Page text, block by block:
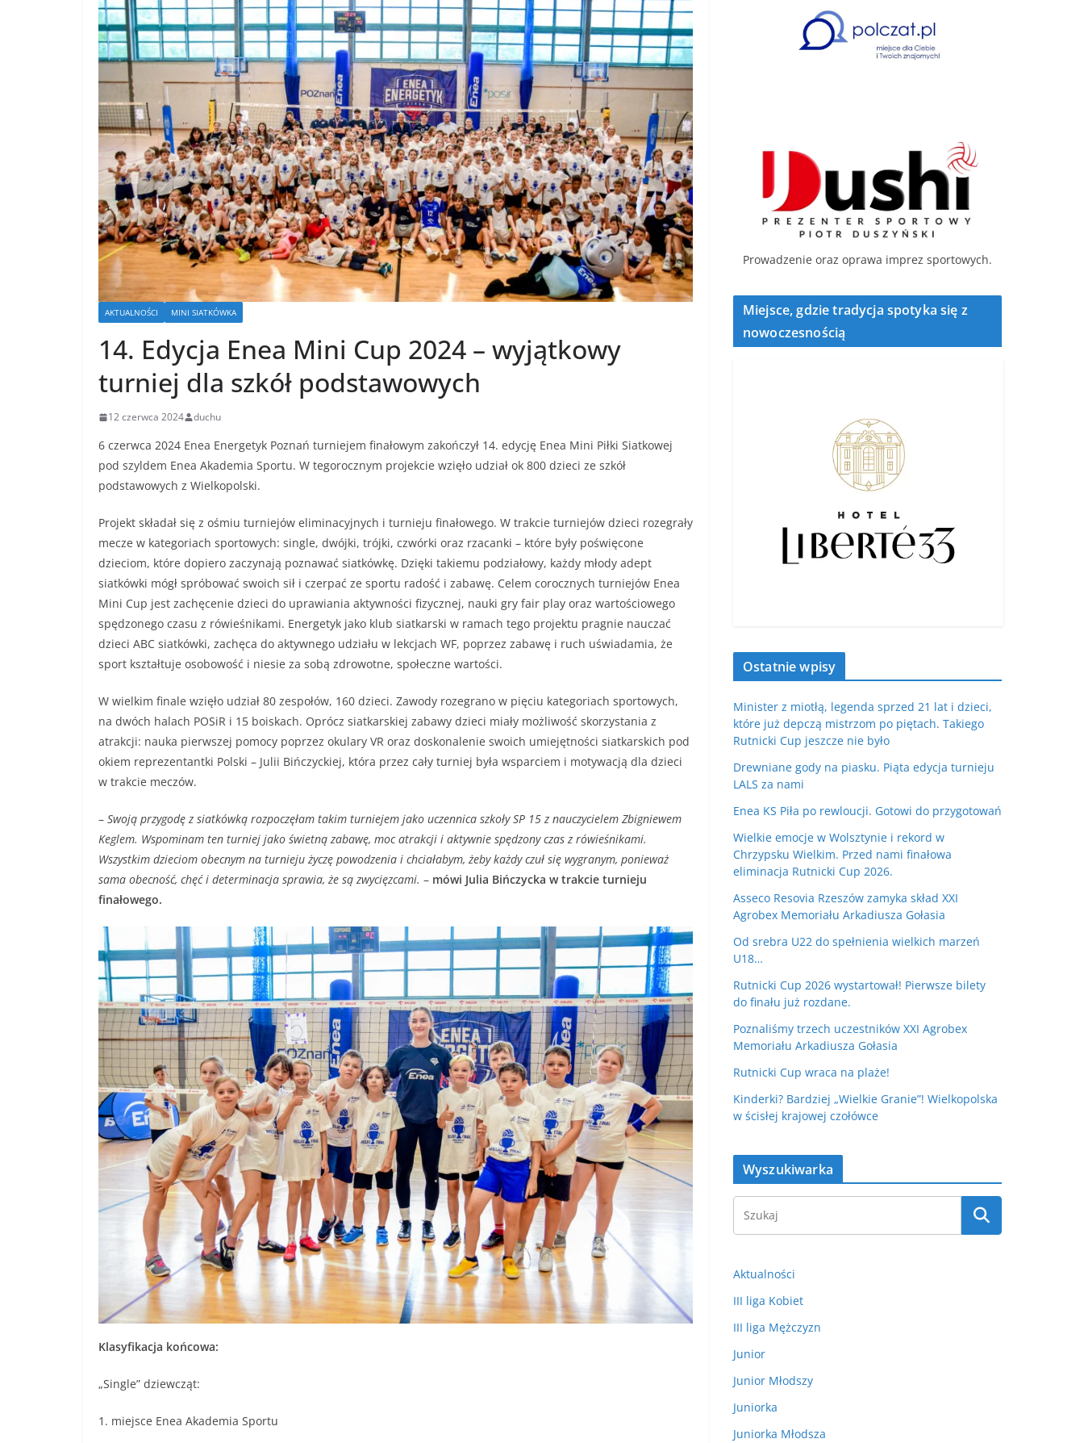
AKTUALNOŚCI MINI SIATKÓWKA
14. Edycja Enea Mini Cup 2024 – wyjątkowy
turniej dla szkół podstawowych
12 czerwca 2024 duchu
6 czerwca 2024 Enea Energetyk Poznań turniejem finałowym zakończył 14. edycję Enea Mini Piłki Siatkowej
pod szyldem Enea Akademia Sportu. W tegorocznym projekcie wzięło udział ok 800 dzieci ze szkół
podstawowych z Wielkopolski.
Projekt składał się z ośmiu turniejów eliminacyjnych i turnieju finałowego. W trakcie turniejów dzieci rozegrały
mecze w kategoriach sportowych: single, dwójki, trójki, czwórki oraz rzacanki – które były poświęcone
dzieciom, które dopiero zaczynają poznawać siatkówkę. Dzięki takiemu podziałowy, każdy młody adept
siatkówki mógł spróbować swoich sił i czerpać ze sportu radość i zabawę. Celem corocznych turniejów Enea
Mini Cup jest zachęcenie dzieci do uprawiania aktywności fizycznej, nauki gry fair play oraz wartościowego
spędzonego czasu z rówieśnikami. Energetyk jako klub siatkarski w ramach tego projektu pragnie nauczać
dzieci ABC siatkówki, zachęca do aktywnego udziału w lekcjach WF, poprzez zabawę i ruch uświadamia, że
sport kształtuje osobowość i niesie za sobą zdrowotne, społeczne wartości.
W wielkim finale wzięło udział 80 zespołów, 160 dzieci. Zawody rozegrano w pięciu kategoriach sportowych,
na dwóch halach POSiR i 15 boiskach. Oprócz siatkarskiej zabawy dzieci miały możliwość skorzystania z
atrakcji: nauka pierwszej pomocy poprzez okulary VR oraz doskonalenie swoich umiejętności siatkarskich pod
okiem reprezentantki Polski – Julii Bińczyckiej, która przez cały turniej była wsparciem i motywacją dla dzieci
w trakcie meczów.
– Swoją przygodę z siatkówką rozpoczęłam takim turniejem jako uczennica szkoły SP 15 z nauczycielem Zbigniewem
Keglem. Wspominam ten turniej jako świetną zabawę, moc atrakcji i aktywnie spędzony czas z rówieśnikami.
Wszystkim dzieciom obecnym na turnieju życzę powodzenia i chciałabym, żeby każdy czuł się wygranym, ponieważ
sama obecność, chęć i determinacja sprawia, że są zwycięzcami. – mówi Julia Bińczycka w trakcie turnieju
finałowego.
Klasyfikacja końcowa:
„Single” dziewcząt:
1. miejsce Enea Akademia Sportu
Prowadzenie oraz oprawa imprez sportowych.
Miejsce, gdzie tradycja spotyka się z
nowoczesnością
Ostatnie wpisy
Minister z miotłą, legenda sprzed 21 lat i dzieci,
które już depczą mistrzom po piętach. Takiego
Rutnicki Cup jeszcze nie było
Drewniane gody na piasku. Piąta edycja turnieju
LALS za nami
Enea KS Piła po rewloucji. Gotowi do przygotowań
Wielkie emocje w Wolsztynie i rekord w
Chrzypsku Wielkim. Przed nami finałowa
eliminacja Rutnicki Cup 2026.
Asseco Resovia Rzeszów zamyka skład XXI
Agrobex Memoriału Arkadiusza Gołasia
Od srebra U22 do spełnienia wielkich marzeń
U18…
Rutnicki Cup 2026 wystartował! Pierwsze bilety
do finału już rozdane.
Poznaliśmy trzech uczestników XXI Agrobex
Memoriału Arkadiusza Gołasia
Rutnicki Cup wraca na plaże!
Kinderki? Bardziej „Wielkie Granie”! Wielkopolska
w ścisłej krajowej czołówce
Wyszukiwarka
Aktualności
III liga Kobiet
III liga Mężczyzn
Junior
Junior Młodszy
Juniorka
Juniorka Młodsza